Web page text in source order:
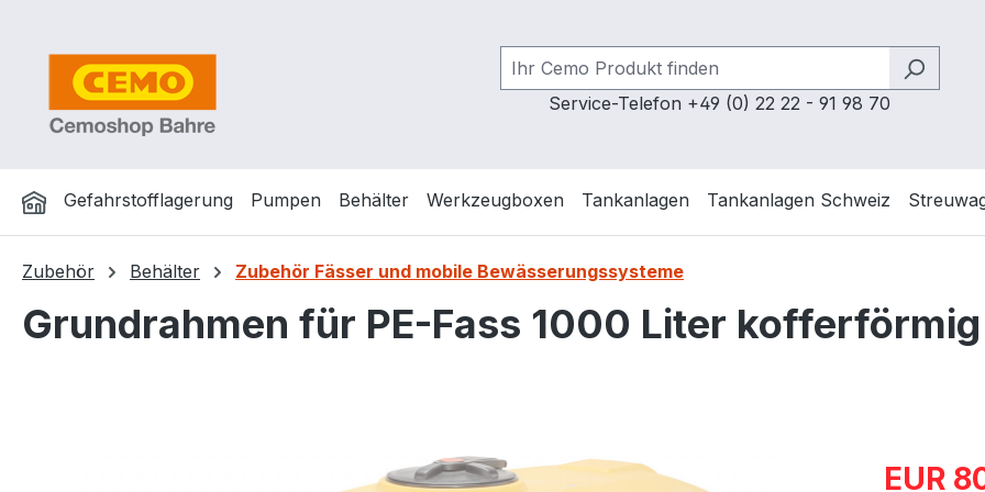
Service-Telefon +49 (0) 22 22 - 91 98 70
Gefahrstofflagerung Pumpen Behälter Werkzeugboxen Tankanlagen Tankanlagen Schweiz
Zubehör Behälter Zubehör Fässer und mobile Bewässerungssysteme
Grundrahmen für PE-Fass 1000 Liter kofferförmig
EUR